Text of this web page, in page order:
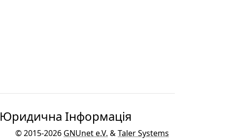
Юридична Інформація
© 2015-2026 GNUnet e.V. &Taler Systems